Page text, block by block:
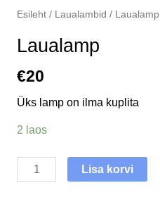
Esileht/ Laualambid / Laualamp
Laualamp
€20
Üks lamp on ilma kuplita
2 laos
Lisa korvi